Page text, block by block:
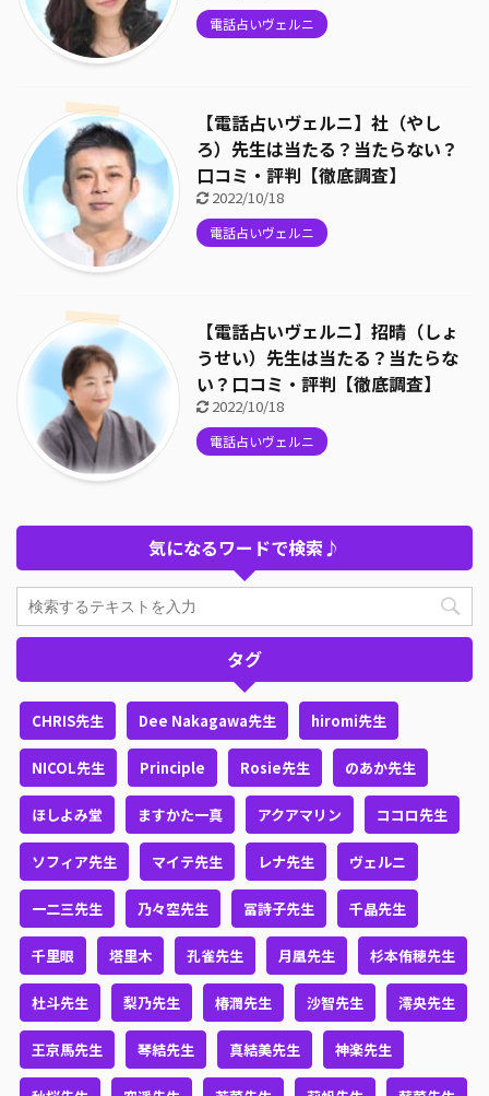
電話占いヴェルニ
【電話占いヴェルニ】社（やし
ろ）先生は当たる？当たらない？
口コミ・評判【徹底調査】
2022/10/18
電話占いヴェルニ
【電話占いヴェルニ】招晴（しょ
うせい）先生は当たる？当たらな
い？口コミ・評判【徹底調査】
2022/10/18
電話占いヴェルニ
気になるワードで検索♪
タグ
CHRIS先生 Dee Nakagawa先生 hiromi先生
NICOL先生 Principle Rosie先生 のあか先生
ほしよみ堂 ますかた一真 アクアマリン ココロ先生
ソフィア先生 マイテ先生 レナ先生 ヴェルニ
一二三先生 乃々空先生 冨詩子先生 千晶先生
千里眼 塔里木 孔雀先生 月凰先生 杉本侑穂先生
杜斗先生 梨乃先生 椿潤先生 沙智先生 澪央先生
王京馬先生 琴結先生 真結美先生 神楽先生